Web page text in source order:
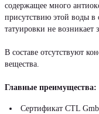
содержащее много
присутствию этой воды в
татуировки не возникает
В составе отсутствуют
вещества.
Главные преимущества:
Сертификат CTL